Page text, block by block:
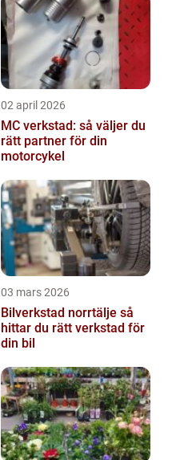
02 april 2026
MC verkstad: så väljer du
rätt partner för din
motorcykel
03 mars 2026
Bilverkstad norrtälje så
hittar du rätt verkstad för
din bil